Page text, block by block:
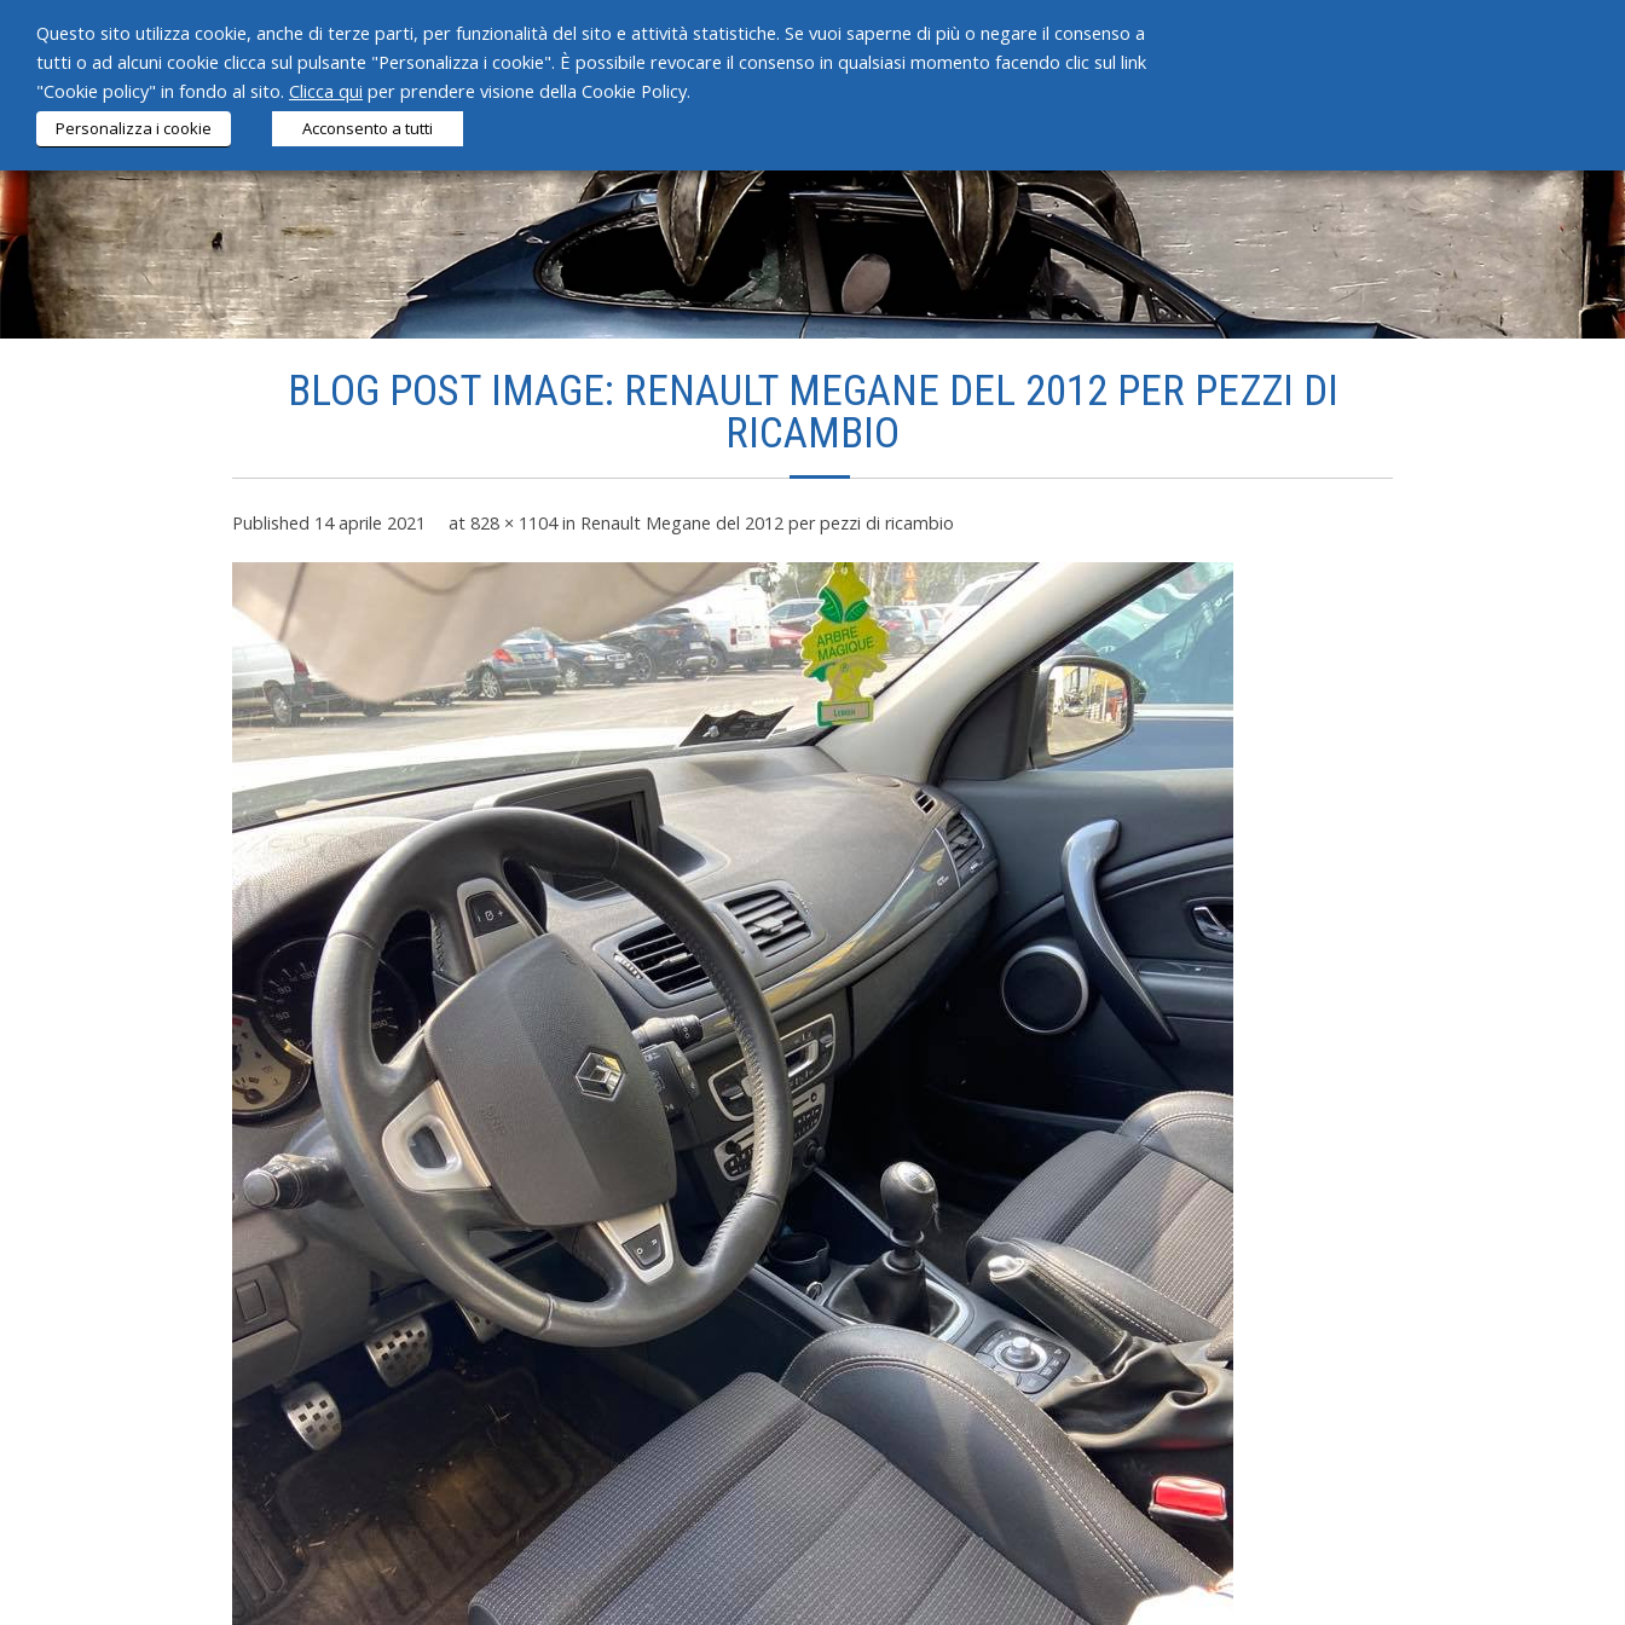
HOME CHI SIAMO SERVIZI PRODOTTI
BLOG POST IMAGE: RENAULT MEGANE DEL 2012 PER PEZZI DI
RICAMBIO
Published 14 aprile 2021 at 828 × 1104in Renault Megane del 2012 per pezzi di ricambio
Questo sito utilizza cookie, anche di terze parti, per funzionalità del sito e attività statistiche. Se vuoi saperne di più o negare il consenso a
tutti o ad alcuni cookie clicca sul pulsante "Personalizza i cookie". È possibile revocare il consenso in qualsiasi momento facendo clic sul link
"Cookie policy" in fondo al sito. Clicca qui per prendere visione della Cookie Policy.
Personalizza i cookie Acconsento a tutti